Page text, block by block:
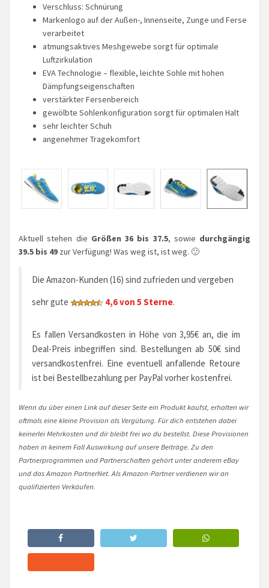
Verschluss: Schnürung
Markenlogo auf der Außen-, Innenseite, Zunge und Ferse
verarbeitet
atmungsaktives Meshgewebe sorgt für optimale
Luftzirkulation
EVA Technologie – flexible, leichte Sohle mit hohen
Dämpfungseigenschaften
verstärkter Fersenbereich
gewölbte Sohlenkonfiguration sorgt für optimalen Halt
sehr leichter Schuh
angenehmer Tragekomfort
Aktuell stehen die Größen 36 bis 37.5, sowie durchgängig
39.5 bis 49 zur Verfügung! Was weg ist, ist weg. 🙂
Die Amazon-Kunden (16) sind zufrieden und vergeben
sehr gute
4,6 von 5 Sterne.
Es fallen Versandkosten in Höhe von 3,95€ an, die im
Deal-Preis inbegriffen sind. Bestellungen ab 50€ sind
versandkostenfrei. Eine eventuell anfallende Retoure
ist bei Bestellbezahlung per PayPal vorher kostenfrei.
Wenn du über einen Link auf dieser Seite ein Produkt kaufst, erhalten wir
oftmals eine kleine Provision als Vergütung. Für dich entstehen dabei
keinerlei Mehrkosten und dir bleibt frei wo du bestellst. Diese Provisionen
haben in keinem Fall Auswirkung auf unsere Beiträge. Zu den
Partnerprogrammen und Partnerschaften gehört unter anderem eBay
und das Amazon PartnerNet. Als Amazon-Partner verdienen wir an
qualifizierten Verkäufen.